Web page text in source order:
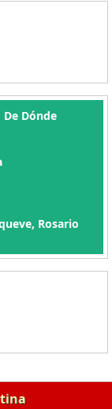
Dónde
Rosario